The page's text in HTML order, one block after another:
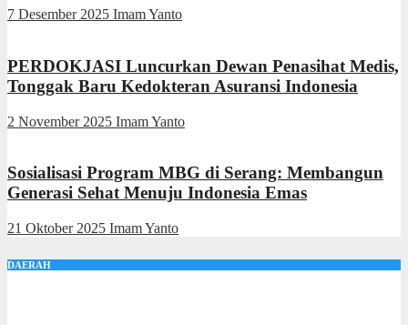
7 Desember 2025 Imam Yanto
PERDOKJASI Luncurkan Dewan Penasihat Medis,
Tonggak Baru Kedokteran Asuransi Indonesia
2 November 2025 Imam Yanto
Sosialisasi Program MBG di Serang: Membangun
Generasi Sehat Menuju Indonesia Emas
21 Oktober 2025 Imam Yanto
DAERAH